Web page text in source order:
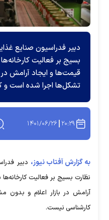
دبیر فدراسیون صنایع
بسیج بر فعالیت
قیمت‌ها و ایجاد آرامش در
تشکل‌ها اجرا شده است و
۲۰:۲۹ ۱۴۰۱/۰۶/۲۶
به گزارش آفتاب نیوز، دبیر
نظارت بسیج بر فعالیت
آرامش در بازار اعلام و
کارشناسی نیست.